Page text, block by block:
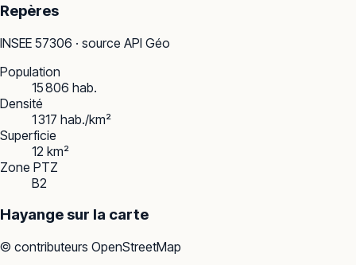
Repères
INSEE 57306 · source API Géo
Population
15 806 hab.
Densité
1 317 hab./km²
Superficie
12 km²
Zone PTZ
B2
Hayange sur la carte
© contributeurs OpenStreetMap